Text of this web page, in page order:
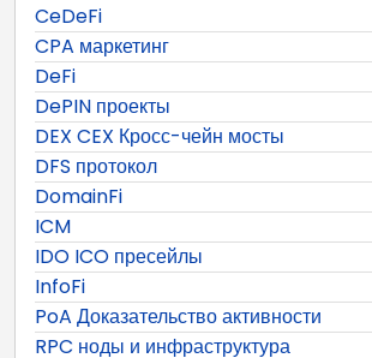
CeDeFi
CPA маркетинг
DeFi
DePIN проекты
DEX CEX Кросс-чейн мосты
DFS протокол
DomainFi
ICM
IDO ICO пресейлы
InfoFi
PoA Доказательство активности
RPC ноды и инфраструктура